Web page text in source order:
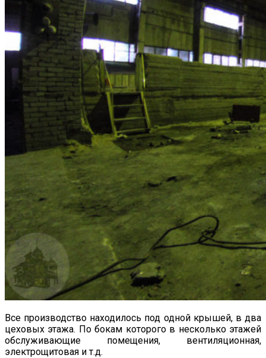
Все производство находилось под одной крышей, в два
цеховых этажа. По бокам которого в несколько этажей
обслуживающие помещения, вентиляционная,
электрощитовая и т.д.